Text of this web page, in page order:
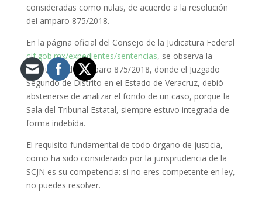
consideradas como nulas, de acuerdo a la resolución
del amparo 875/2018.
En la página oficial del Consejo de la Judicatura Federal
cjf.gob.mx/expedientes/sentencias, se observa la
resolución del Amparo 875/2018, donde el Juzgado
Segundo de Distrito en el Estado de Veracruz, debió
abstenerse de analizar el fondo de un caso, porque la
Sala del Tribunal Estatal, siempre estuvo integrada de
forma indebida.
El requisito fundamental de todo órgano de justicia,
como ha sido considerado por la jurisprudencia de la
SCJN es su competencia: si no eres competente en ley,
no puedes resolver.